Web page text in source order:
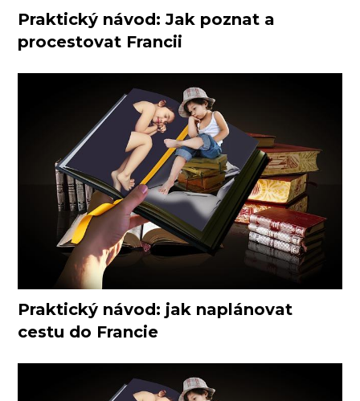
Praktický návod: Jak poznat a
procestovat Francii
Praktický návod: jak naplánovat
cestu do Francie